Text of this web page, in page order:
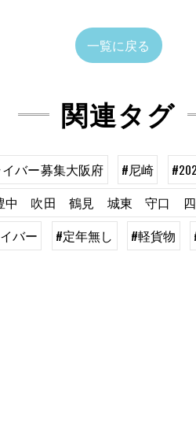
一覧に戻る
関連タグ
バー募集大阪府 #尼崎
中 吹田 鶴見 城東 守口 四
バー #定年無し #軽貨物